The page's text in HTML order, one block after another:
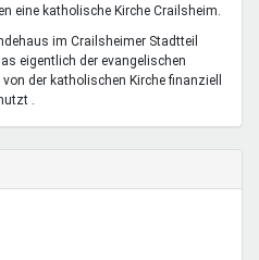
eine katholische Kirche Crailsheim.
im Crailsheimer Stadtteil
eigentlich der evangelischen
der katholischen Kirche finanziell
.